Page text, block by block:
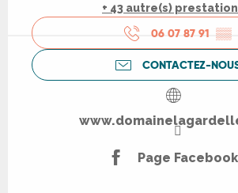
+ 43 autre(s)
06 07 87 91 ▒▒
CONTACTEZ-
Page Facebook